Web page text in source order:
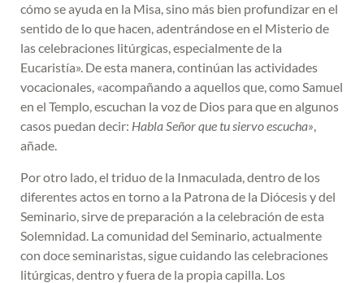
cómo se ayuda en la Misa, sino más bien profundizar en el
sentido de lo que hacen, adentrándose en el Misterio de
las celebraciones litúrgicas, especialmente de la
Eucaristía». De esta manera, continúan las actividades
vocacionales, «acompañando a aquellos que, como Samuel
en el Templo, escuchan la voz de Dios para que en algunos
casos puedan decir: Habla Señor que tu siervo escucha»,
añade.
Por otro lado, el triduo de la Inmaculada, dentro de los
diferentes actos en torno a la Patrona de la Diócesis y del
Seminario, sirve de preparación a la celebración de esta
Solemnidad. La comunidad del Seminario, actualmente
con doce seminaristas, sigue cuidando las celebraciones
litúrgicas, dentro y fuera de la propia capilla. Los